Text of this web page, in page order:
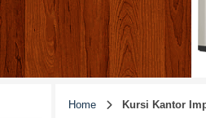
Home Kursi Kantor